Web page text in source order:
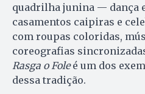
quadrilha junina — dança
casamentos caipiras e
com roupas coloridas,
coreografias
Rasga o Foleé um dos
dessa tradição.